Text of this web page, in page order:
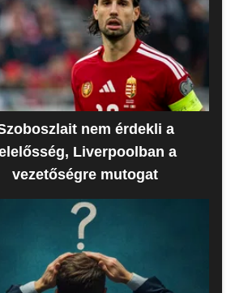
nem érdekli a
Liverpoolban a
vezetőségre mutogat